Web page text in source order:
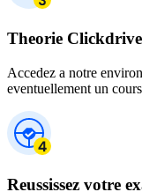
Theorie Clickdrive
Accedez a notre
eventuellement un
Reussissez votre